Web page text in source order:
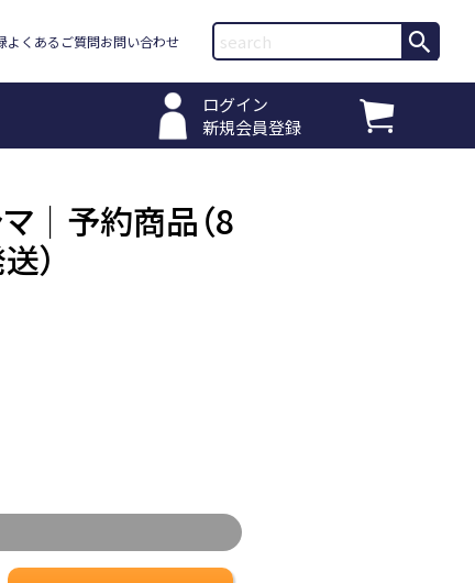
よくあるご質問お問い合わせ
ログイン
新規会員登録
｜予約商品（8
）